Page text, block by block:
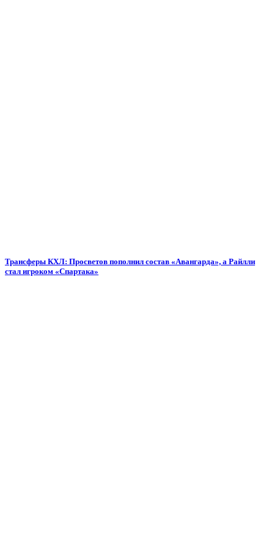
Трансферы КХЛ: Просветов пополнил состав «Авангарда», а Райлли
стал игроком «Спартака»